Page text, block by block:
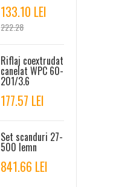
133.10 LEI
222.28
Riflaj coextrudat
canelat WPC 60-
201/3.6
177.57 LEI
Set scanduri 27-
500 lemn
841.66 LEI